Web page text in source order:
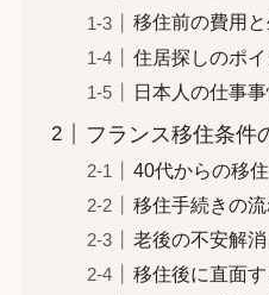
移住前の費用
住居探しのポ
日本人の仕事
フランス移住条件
40代からの移
移住手続きの
老後の不安解
移住後に直面